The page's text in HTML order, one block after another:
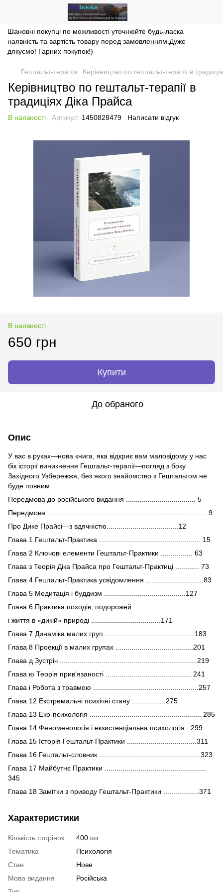
Шановні покупці по можливості уточнюйте будь-ласка
наявність та вартість товару перед замовленням.Дуже
дякуємо! Гарних покупок!)
Гештальт-терапія Керівництво по гештальт-терапії в
Керівництво по гештальт-терапії в
традиціях Діка Прайса
В наявності Артикул: 1450828479 Написати відгук
В наявності
650 грн
Купити
До обраного
Опис
У вас в руках—нова книга, яка відкриє вам маловідому у нас
бік історії виникнення Гештальт-терапії—погляд з боку
Західного Узбережжя, без якого знайомство з Гештальтом не
буде повним
Передмова до російського видання ................................... 5
Передмова ................................................................................ 9
Про Дике Прайсі—з вдячністю....................................12
Глава 1 Гештальт-Практика ................................................... 15
Глава 2 Ключові елементи Гештальт-Практики ................ 63
Глава з Теорія Діка Прайса про Гештальт-Практиці ............ 73
Глава 4 Гештальт-Практика усвідомлення .............................83
Глава 5 Медитація і буддизм .........................................127
Глава 6 Практика походів, подорожей
і життя в «дикій» природі ...................................171
Глава 7 Динаміка малих груп .............................................183
Глава 8 Проекції в малих групах .......................................201
Глава д Зустріч .....................................................................219
Глава ю Теорія прив'язаності ........................................... 241
Глава і Робота з травмою .....................................................257
Глава 12 Екстремальні психічні стану .................275
Глава 13 Еко-психологія ........................................................ 285
Глава 14 Феноменологія і екзистенціальна психологія...299
Глава 15 Історія Гештальт-Практики ...................................311
Глава 16 Гештальт-словник ...................................................323
Глава 17 Майбутнє Практики ...................................................
345
Глава 18 Замітки з приводу Гештальт-Практики ..................371
Характеристики
Кількість сторінок
400 шт.
Тематика
Психологія
Стан
Нове
Мова видання
Російська